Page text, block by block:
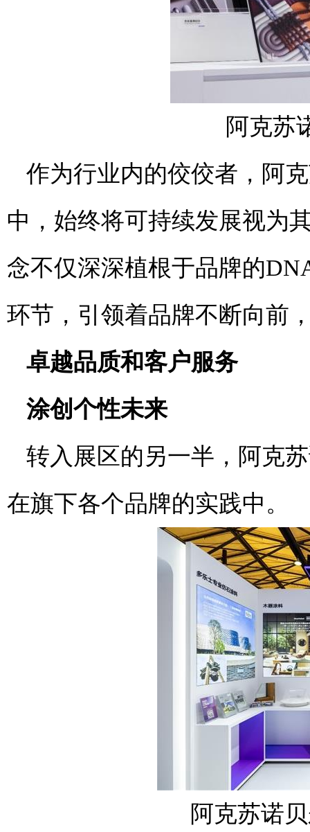
阿克苏
作为行业内的佼佼者，阿
中，始终将可持续发展视为
念不仅深深植根于品牌的
环节，引领着品牌不断向前
卓越品质和客户服务
涂创个性未来
转入展区的另一半，阿克
在旗下各个品牌的实践中。
阿克苏诺